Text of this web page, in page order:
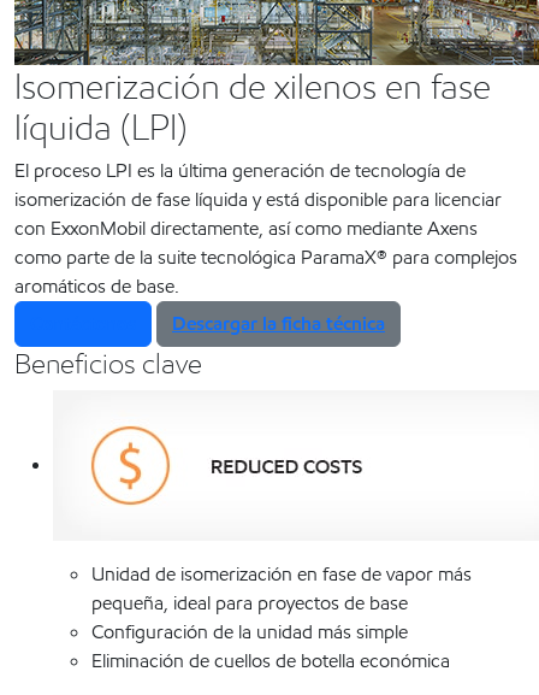
Isomerización de xilenos en fase
líquida (LPI)
El proceso LPI es la última generación de tecnología de
isomerización de fase líquida y está disponible para licenciar
con ExxonMobil directamente, así como mediante Axens
como parte de la suite tecnológica ParamaX® para complejos
aromáticos de base.
Descargar la ficha técnica
Beneficios clave
Unidad de isomerización en fase de vapor más
pequeña, ideal para proyectos de base
Configuración de la unidad más simple
Eliminación de cuellos de botella económica